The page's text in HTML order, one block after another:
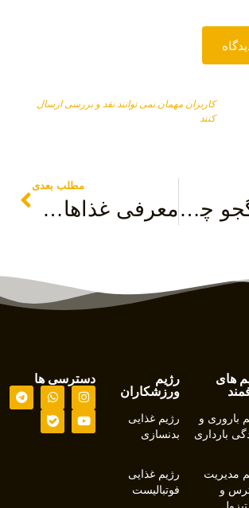
کاربران مهمان نمی توانند نقد و بررسی ارسال
کنند
رژیم جنگجو چیست ؟
مطلب بعدی
معرفی غذاهای ایرانی برای رژیم کتوژنیک
های
باروری و
بارداری
مدیریت
و
رژیم
ورزشکاران
رژیم غذایی
بدنسازی
رژیم غذایی
فوتبالیست
دسترسی ها